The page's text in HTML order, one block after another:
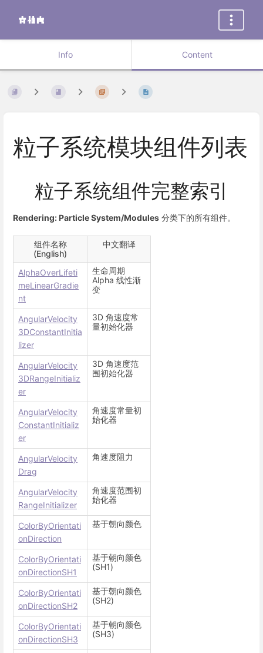
Info Content
粒子系统模块组件列表
粒子系统组件完整索引
Rendering: Particle System/Modules 分类下的所有组件。
组件名称
(English)
中文翻译
AlphaOverLifeti
meLinearGradie
nt
生命周期
Alpha 线性渐
变
AngularVelocity
3DConstantInitia
lizer
3D 角速度常
量初始化器
AngularVelocity
3DRangeInitializ
er
3D 角速度范
围初始化器
AngularVelocity
ConstantInitializ
er
角速度常量初
始化器
AngularVelocity
Drag
角速度阻力
AngularVelocity
RangeInitializer
角速度范围初
始化器
ColorByOrientati
onDirection
基于朝向颜色
ColorByOrientati
onDirectionSH1
基于朝向颜色
(SH1)
ColorByOrientati
onDirectionSH2
基于朝向颜色
(SH2)
ColorByOrientati
onDirectionSH3
基于朝向颜色
(SH3)